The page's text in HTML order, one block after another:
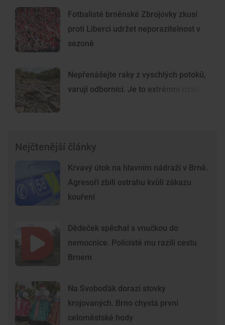
Fotbalisté brněnské Zbrojovky zkusí
proti Liberci udržet neporazitelnost v
sezoně
Nepřenášejte raky z vyschlých potoků,
varují odborníci. Je to extrémní riziko
Nejčtenější články
Krvavý útok na hlavním nádraží v Brně.
Agresoři zbili ostrahu kvůli zákazu
kouření
Dědeček spěchal s vnučkou do
nemocnice. Policisté mu razili cestu
Brnem
Na Svoboďák dorazí stovky
krojovaných. Brno chystá první
celoměstské hody